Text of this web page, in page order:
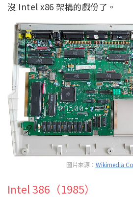
沒 Intel x86 架構的戲份了。
圖片來源： Wikimedia
Intel 386（1985）